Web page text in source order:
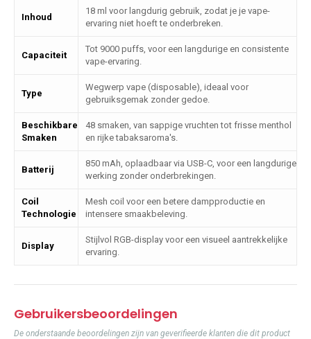
Inhoud
18 ml voor langdurig gebruik, zodat je je vape-
ervaring niet hoeft te onderbreken.
Capaciteit
Tot 9000 puffs, voor een langdurige en consistente
vape-ervaring.
Type
Wegwerp vape (disposable), ideaal voor
gebruiksgemak zonder gedoe.
Beschikbare
Smaken
48 smaken, van sappige vruchten tot frisse menthol
en rijke tabaksaroma's.
Batterij
850 mAh, oplaadbaar via USB-C, voor een langdurige
werking zonder onderbrekingen.
Coil
Technologie
Mesh coil voor een betere dampproductie en
intensere smaakbeleving.
Display
Stijlvol RGB-display voor een visueel aantrekkelijke
ervaring.
Gebruikersbeoordelingen
De onderstaande beoordelingen zijn van geverifieerde klanten die dit product